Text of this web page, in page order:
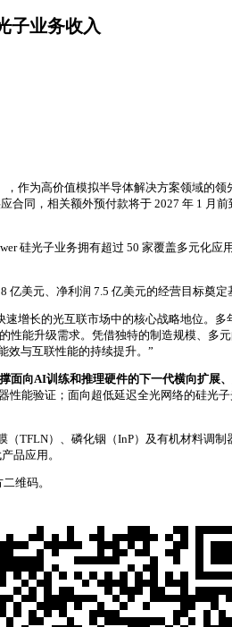
子业务收入
作为高价值模拟半导体解决方案领域的
同，相关额外预付款将于 2027 年 1 月
硅光子业务拥有超过 50 家覆盖多元化
美元、净利润 7.5 亿美元的经营目标奠定
速增长的光互联市场中的核心战略地位。
能升级需求。凭借独特的制造规模、多
效与互联性能的持续提升。”
向AI训练和推理硬件的下一代横向扩展、
能验证；面向超低延迟全光网络的硅光
TFLN）、磷化铟（InP）及有机材料调
品应用。
维码。